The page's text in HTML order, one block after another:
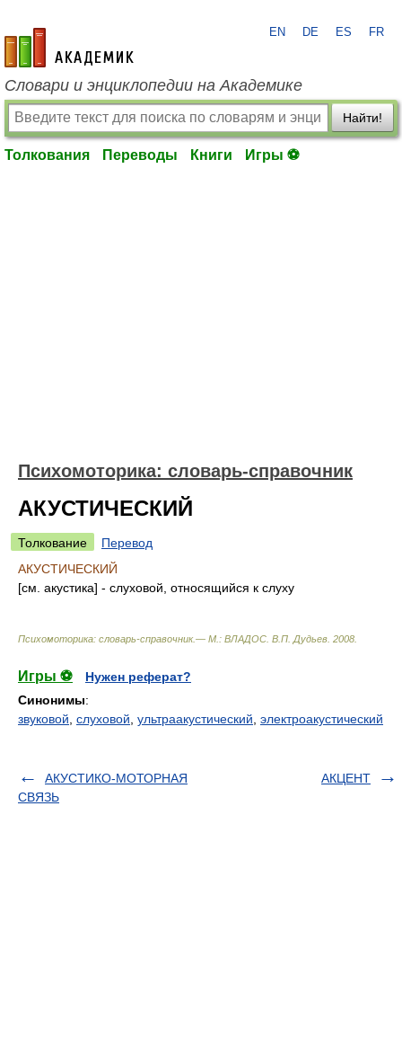
academic.ru
EN DE ES FR
Словари и энциклопедии на Академике
Найти!
Толкования Переводы Книги Игры ⚽
Психомоторика: cловарь-справочник
АКУСТИЧЕСКИЙ
Толкование
Перевод
АКУСТИЧЕСКИЙ
[см. акустика] - слуховой, относящийся к слуху
Психомоторика: cловарь-справочник.— М.: ВЛАДОС В.П. Дудьев 2008
Игры ⚽
Нужен реферат?
Синонимы:
звуковой слуховой ультраакустический электроакустический
АКУСТИКО-МОТОРНАЯ
СВЯЗЬ
АКЦЕНТ